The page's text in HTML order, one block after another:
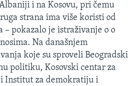
i na Kosovu, pri čemu
strana ima više koristi od
– pokazalo je istraživanje o o
Na današnjem
koje su sproveli Beogradski
politiku, Kosovski centar za
Institut za demokratiju i